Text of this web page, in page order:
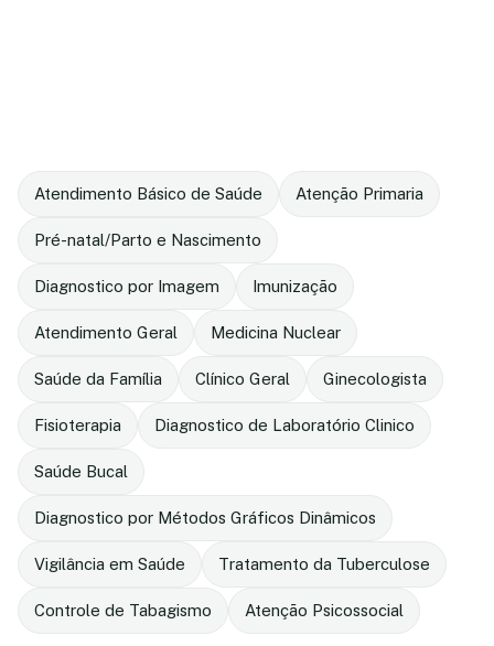
Atendimento Básico de Saúde Atenção Primaria
Pré-natal/Parto e Nascimento
Diagnostico por Imagem Imunização
Atendimento Geral Medicina Nuclear
Saúde da Família Clínico Geral Ginecologista
Fisioterapia Diagnostico de Laboratório Clinico
Saúde Bucal
Diagnostico por Métodos Gráficos Dinâmicos
Vigilância em Saúde Tratamento da Tuberculose
Controle de Tabagismo Atenção Psicossocial